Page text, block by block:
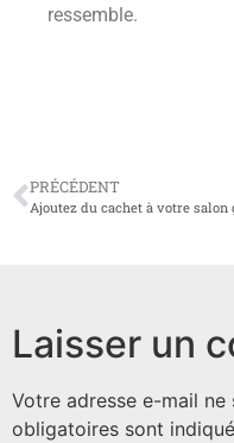
ressemble.
PRÉCÉDENT
Laisser un
Votre adresse e-mail ne
obligatoires sont